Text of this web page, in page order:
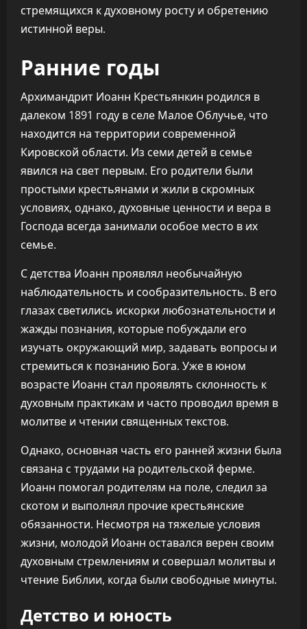
стремящихся к духовному росту и обретению
истинной веры.
Ранние годы
Архимандрит Иоанн Крестьянкин родился в
далеком 1891 году в селе Малое Облучье, что
находится на территории современной
Кировской области. Из семи детей в семье
явился на свет первым. Его родители были
простыми крестьянами и жили в скромных
условиях, однако, духовные ценности и вера в
Господа всегда занимали особое место в их
семье.
С детства Иоанн проявлял необычайную
наблюдательность и сообразительность. В его
глазах светились искорки любознательности и
жажды познания, которые побуждали его
изучать окружающий мир, задавать вопросы и
стремиться к познанию Бога. Уже в юном
возрасте Иоанн стал проявлять склонность к
духовным практикам и часто проводил время в
молитве и чтении священных текстов.
Однако, основная часть его ранней жизни была
связана с трудами на родительской ферме.
Иоанн помогал родителям на поле, следил за
скотом и выполнял прочие крестьянские
обязанности. Несмотря на тяжелые условия
жизни, молодой Иоанн оставался верен своим
духовным стремлениям и совершал молитвы и
чтение Библии, когда были свободные минуты.
Детство и юность